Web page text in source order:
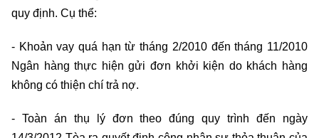
quy định. Cụ thể:
- Khoản vay quá hạn từ tháng 2/2010 đến tháng 11/2010
Ngân hàng thực hiện gửi đơn khởi kiện do khách hàng
không có thiện chí trả nợ.
- Toàn án thụ lý đơn theo đúng quy trình đến ngày